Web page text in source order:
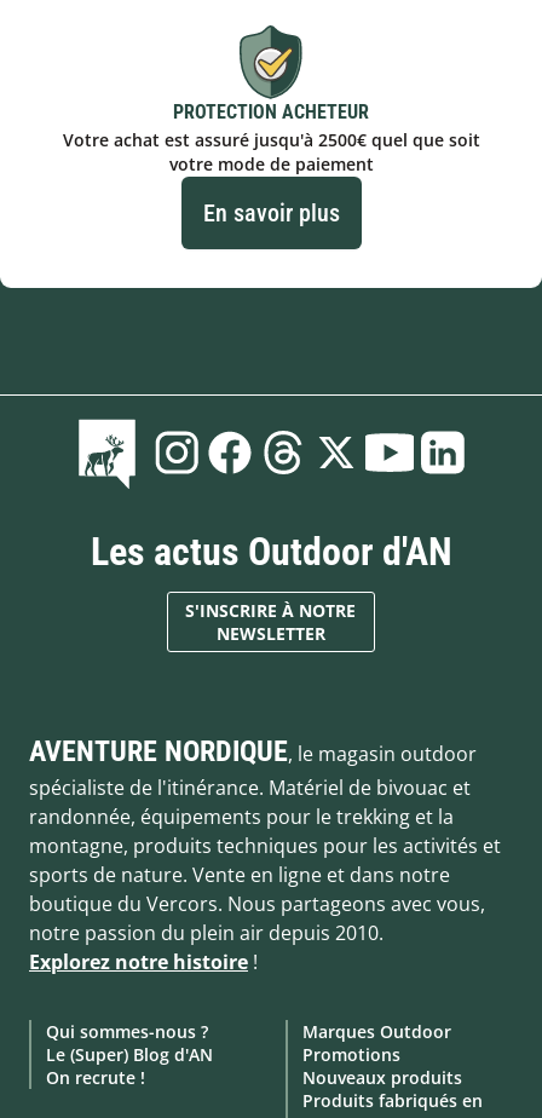
PROTECTION ACHETEUR
Votre achat est assuré jusqu'à 2500€ quel que soit
votre mode de paiement
En savoir plus
Les actus Outdoor d'AN
S'INSCRIRE À NOTRE
NEWSLETTER
AVENTURE NORDIQUE, le magasin outdoor
spécialiste de l'itinérance. Matériel de bivouac et
randonnée, équipements pour le trekking et la
montagne, produits techniques pour les activités et
sports de nature. Vente en ligne et dans notre
boutique du Vercors. Nous partageons avec vous,
notre passion du plein air depuis 2010.
Explorez notre histoire !
Qui sommes-nous ?
Le (Super) Blog d'AN
On recrute !
Marques Outdoor
Promotions
Nouveaux produits
Produits fabriqués en